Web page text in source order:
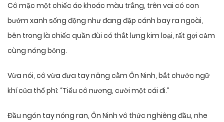
Cô mặc một chiếc áo khoác màu trắng, trên vai có con
bướm xanh sống động như đang đập cánh bay ra ngoài,
bên trong là chiếc quần đùi có thắt lưng kim loại, rất gợi cảm
cùng nóng bỏng.
Vừa nói, cô vừa đưa tay nâng cằm Ôn Ninh, bắt chước ngữ
khí của thổ phỉ: “Tiểu cô nương, cười một cái đi.”
Đầu ngón tay nóng ran, Ôn Ninh vô thức nghiêng đầu, nhe